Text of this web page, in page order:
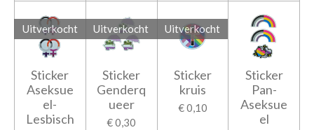
Uitverkocht
Sticker
Aseksue
el-
Lesbisch
Uitverkocht
Sticker
Genderq
ueer
€ 0,30
Uitverkocht
Sticker
kruis
€ 0,10
Sticker
Pan-
Aseksue
el